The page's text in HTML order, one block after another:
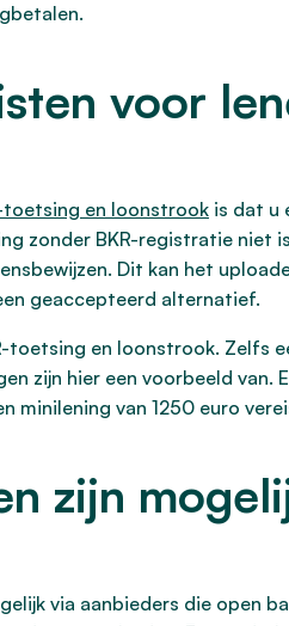
voor
toetsing en loonstrook is dat u
zonder BKR-registratie niet
Dit kan het
geaccepteerd alternatief.
toetsing en loonstrook. Zelfs
zijn hier een voorbeeld van.
minilening van 1250 euro
zijn
via aanbieders die open